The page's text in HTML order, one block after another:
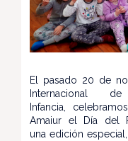
El pasado 20 de
Infancia,
Amaiur el Día del
una edición